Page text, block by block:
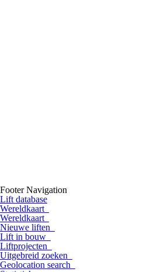
Footer Navigation
Lift database
Wereldkaart
Wereldkaart
Nieuwe liften
Lift in bouw
Liftprojecten
Uitgebreid zoeken
Geolocation search